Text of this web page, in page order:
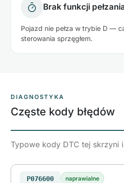
Brak funkcji
Pojazd nie pełza w trybie D —
sterowania sprzęgłem.
DIAGNOSTYKA
Częste kody błędów
Typowe kody DTC tej skrzyni
P076600 naprawialne